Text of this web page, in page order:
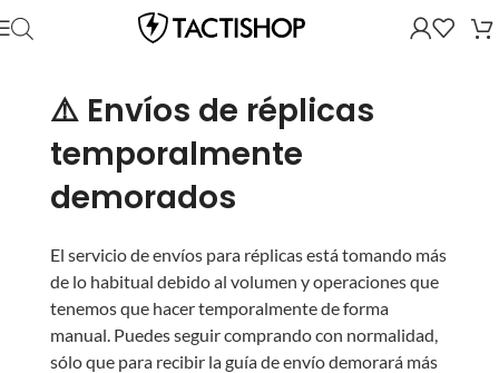
⚠️ Envíos de réplicas
temporalmente
demorados
El servicio de envíos para réplicas está tomando más
de lo habitual debido al volumen y operaciones que
tenemos que hacer temporalmente de forma
manual. Puedes seguir comprando con normalidad,
sólo que para recibir la guía de envío demorará más